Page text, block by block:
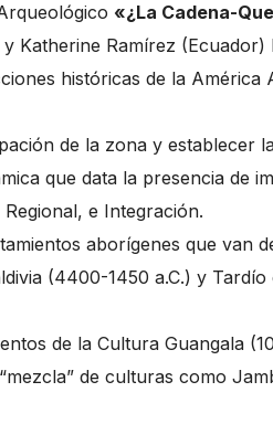
«¿La Cadena-
Katherine Ramírez (Ecuador)
históricas de la América
de la zona y establecer
que data la presencia de
e Integración.
aborígenes que van
(4400-1450 a.C.) y
de la Cultura Guangala
de culturas como